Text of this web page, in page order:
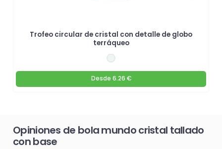
Trofeo circular de cristal con detalle de globo
terráqueo
Desde 6.26 €
Opiniones de bola mundo cristal tallado
con base